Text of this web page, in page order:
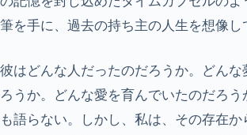
筆を手に、過去の持ち主の人生を想像し
彼はどんな人だったのだろうか。どん
ろうか。どんな愛を育んでいたのだろ
も語らない。しかし、私は、その存在か